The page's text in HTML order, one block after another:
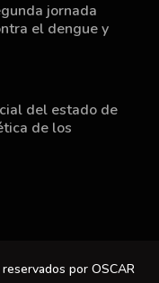
jornada
el dengue y
del estado de
de los
por OSCAR